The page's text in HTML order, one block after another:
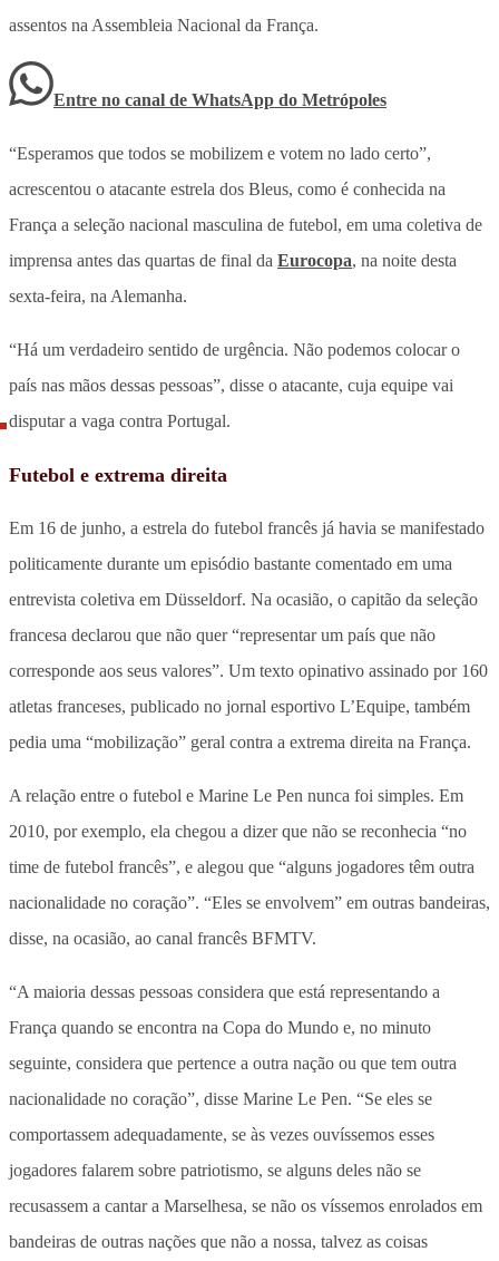
assentos na Assembleia Nacional da França.
Entre no canal de WhatsApp do Metrópoles
“Esperamos que todos se mobilizem e votem no lado certo”,
acrescentou o atacante estrela dos Bleus, como é conhecida na
França a seleção nacional masculina de futebol, em uma coletiva de
imprensa antes das quartas de final da Eurocopa, na noite desta
sexta-feira, na Alemanha.
“Há um verdadeiro sentido de urgência. Não podemos colocar o
país nas mãos dessas pessoas”, disse o atacante, cuja equipe vai
disputar a vaga contra Portugal.
Futebol e extrema direita
Em 16 de junho, a estrela do futebol francês já havia se manifestado
politicamente durante um episódio bastante comentado em uma
entrevista coletiva em Düsseldorf. Na ocasião, o capitão da seleção
francesa declarou que não quer “representar um país que não
corresponde aos seus valores”. Um texto opinativo assinado por 160
atletas franceses, publicado no jornal esportivo L’Equipe, também
pedia uma “mobilização” geral contra a extrema direita na França.
A relação entre o futebol e Marine Le Pen nunca foi simples. Em
2010, por exemplo, ela chegou a dizer que não se reconhecia “no
time de futebol francês”, e alegou que “alguns jogadores têm outra
nacionalidade no coração”. “Eles se envolvem” em outras bandeiras,
disse, na ocasião, ao canal francês BFMTV.
“A maioria dessas pessoas considera que está representando a
França quando se encontra na Copa do Mundo e, no minuto
seguinte, considera que pertence a outra nação ou que tem outra
nacionalidade no coração”, disse Marine Le Pen. “Se eles se
comportassem adequadamente, se às vezes ouvíssemos esses
jogadores falarem sobre patriotismo, se alguns deles não se
recusassem a cantar a Marselhesa, se não os víssemos enrolados em
bandeiras de outras nações que não a nossa, talvez as coisas